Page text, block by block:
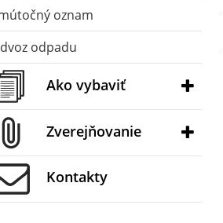
oznam
odpadu
Ako vybaviť
Zverejňovanie
Kontakty